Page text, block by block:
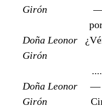
Girón — Ni sé
porque yo
Doña Leonor
Girón —
Doña Leonor —
Girón Cinco